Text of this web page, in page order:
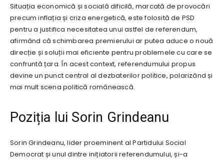
Situația economică și socială dificilă, marcată de provocări
precum inflația și criza energetică, este folosită de PSD
pentru a justifica necesitatea unui astfel de referendum,
afirmând că schimbarea premierului ar putea aduce o nouă
direcție și soluții mai eficiente pentru problemele cu care se
confruntă țara. În acest context, referendumului propus
devine un punct central al dezbaterilor politice, polarizând și
mai mult scena politică românească.
Poziția lui Sorin Grindeanu
Sorin Grindeanu, lider proeminent al Partidului Social
Democrat și unul dintre inițiatorii referendumului, și-a